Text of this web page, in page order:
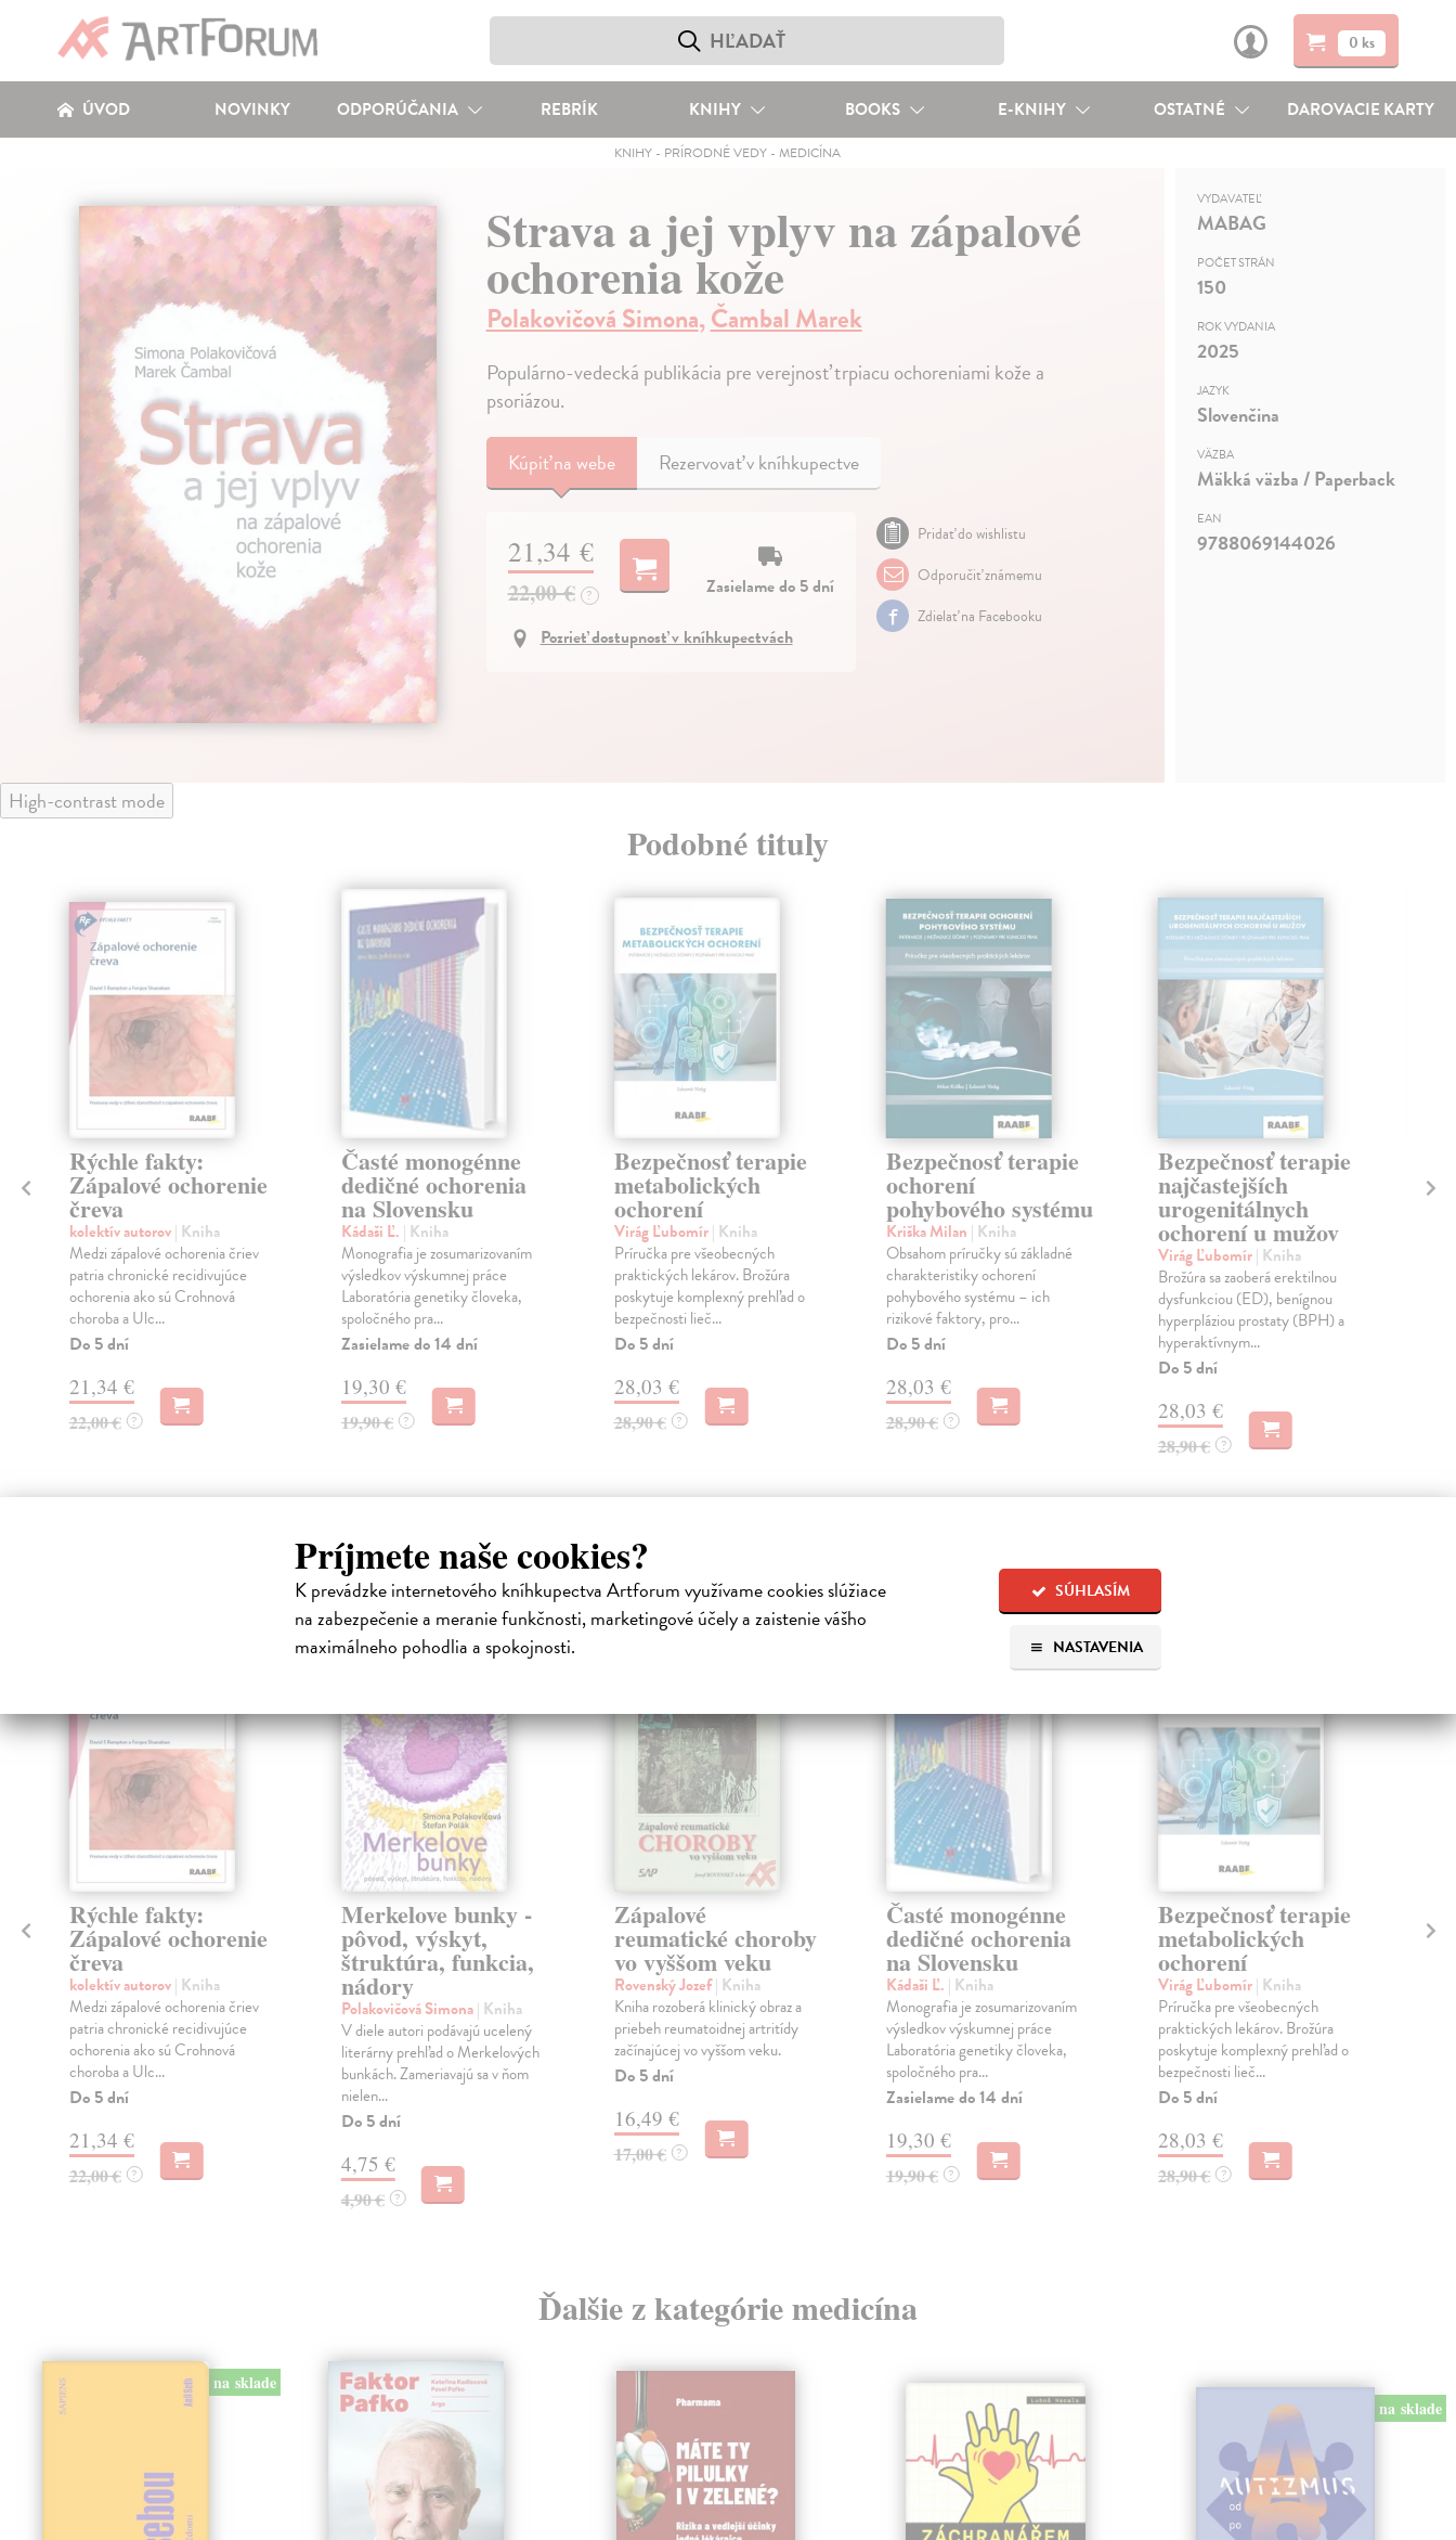
Príjmete naše cookies?
K prevádzke internetového kníhkupectva Artforum využívame cookies slúžiace
na zabezpečenie a meranie funkčnosti, marketingové účely a zaistenie vášho
maximálneho pohodlia a spokojnosti.
SÚHLASÍM
NASTAVENIA
0 ks
ÚVOD NOVINKY ODPORÚČANIA REBRÍK KNIHY BOOKS E-KNIHY OSTATNÉ DAROVACIE KARTY
KNIHY - PRÍRODNÉ VEDY -MEDICÍNA
Strava a jej vplyv na zápalové
ochorenia kože
Polakovičová Simona,Čambal Marek
Populárno-vedecká publikácia pre verejnosť trpiacu ochoreniami kože a
psoriázou.
Kúpiťna webe Rezervovať v kníhkupectve
21,34 €
22,00 € ?
Zasielame do 5 dní
Pozrieť dostupnosť v kníhkupectvách
Pridať do wishlistu
Odporučiť známemu
Zdielať na Facebooku
VYDAVATEĽ
MABAG
POČET STRÁN
150
ROK VYDANIA
2025
JAZYK
Slovenčina
VÄZBA
Mäkká väzba / Paperback
EAN
9788069144026
High-contrast mode
Podobné tituly
Rýchle fakty:
Zápalové ochorenie
čreva
kolektív autorov| Kniha
Medzi zápalové ochorenia čriev
patria chronické recidivujúce
ochorenia ako sú Crohnová
choroba a Ulc...
Do 5 dní
21,34 €
22,00 € ?
Časté monogénne
dedičné ochorenia
na Slovensku
Kádaši Ľ. | Kniha
Monografia je zosumarizovaním
výsledkov výskumnej práce
Laboratória genetiky človeka,
spoločného pra...
Zasielame do 14 dní
19,30 €
19,90 € ?
Bezpečnosť terapie
metabolických
ochorení
Virág Ľubomír| Kniha
Príručka pre všeobecných
praktických lekárov. Brožúra
poskytuje komplexný prehľad o
bezpečnosti lieč...
Do 5 dní
28,03 €
28,90 € ?
Bezpečnosť terapie
ochorení
pohybového systému
Kriška Milan | Kniha
Obsahom príručky sú základné
charakteristiky ochorení
pohybového systému – ich
rizikové faktory, pro...
Do 5 dní
28,03 €
28,90 € ?
Bezpečnosť terapie
najčastejších
urogenitálnych
ochorení u mužov
Virág Ľubomír| Kniha
Brožúra sa zaoberá erektilnou
dysfunkciou (ED), benígnou
hyperpláziou prostaty (BPH) a
hyperaktívnym...
Do 5 dní
28,03 €
28,90 € ?
Čitatelia s podobným vkusom si kúpili aj:
Rýchle fakty:
Zápalové ochorenie
čreva
kolektív autorov| Kniha
Medzi zápalové ochorenia čriev
patria chronické recidivujúce
ochorenia ako sú Crohnová
choroba a Ulc...
Do 5 dní
21,34 €
22,00 € ?
Merkelove bunky -
pôvod, výskyt,
štruktúra, funkcia,
nádory
Polakovičová Simona| Kniha
V diele autori podávajú ucelený
literárny prehľad o Merkelových
bunkách. Zameriavajú sa v ňom
nielen...
Do 5 dní
4,75 €
4,90 € ?
Zápalové
reumatické choroby
vo vyššom veku
Rovenský Jozef| Kniha
Kniha rozoberá klinický obraz a
priebeh reumatoidnej artritídy
začínajúcej vo vyššom veku.
Do 5 dní
16,49 €
17,00 € ?
Časté monogénne
dedičné ochorenia
na Slovensku
Kádaši Ľ. | Kniha
Monografia je zosumarizovaním
výsledkov výskumnej práce
Laboratória genetiky človeka,
spoločného pra...
Zasielame do 14 dní
19,30 €
19,90 € ?
Bezpečnosť terapie
metabolických
ochorení
Virág Ľubomír| Kniha
Príručka pre všeobecných
praktických lekárov. Brožúra
poskytuje komplexný prehľad o
bezpečnosti lieč...
Do 5 dní
28,03 €
28,90 € ?
Ďalšie z kategórie medicína
na sklade
na sklade